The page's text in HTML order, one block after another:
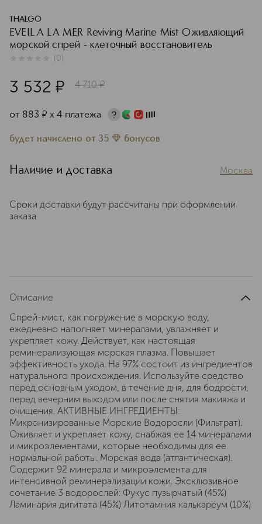
THALGO
EVEIL A LA MER Reviving Marine Mist Оживляющий
морской спрей - клеточный восстановитель
(0)
3 532 ¤ 4 710 ¤
от 883 ¤ х 4 платежа
будет начислено от 35 бонусов
Наличие и доставка Москва
Сроки доставки будут рассчитаны при оформлении
заказа
Описание
Спрей-мист, как погружение в морскую воду,
ежедневно наполняет минералами, увлажняет и
укрепляет кожу. Действует, как настоящая
реминерализующая морская плазма. Повышает
эффективность ухода. На 97% состоит из ингредиентов
натурального происхождения. Используйте средство
перед основным уходом, в течение дня, для бодрости,
перед вечерним выходом или после снятия макияжа и
очищения. АКТИВНЫЕ ИНГРЕДИЕНТЫ:
Микронизированные Морские Водоросли (Фильтрат).
Оживляет и укрепляет кожу, снабжая ее 14 минералами
и микроэлементами, которые необходимы для ее
нормальной работы. Морская вода (атлантическая).
Содержит 92 минерала и микроэлемента для
интенсивной реминерализации кожи. Эксклюзивное
сочетание 3 водорослей: Фукус пузырчатый (45%)
Ламинария дигитата (45%) Литотамния калькареум (10%)